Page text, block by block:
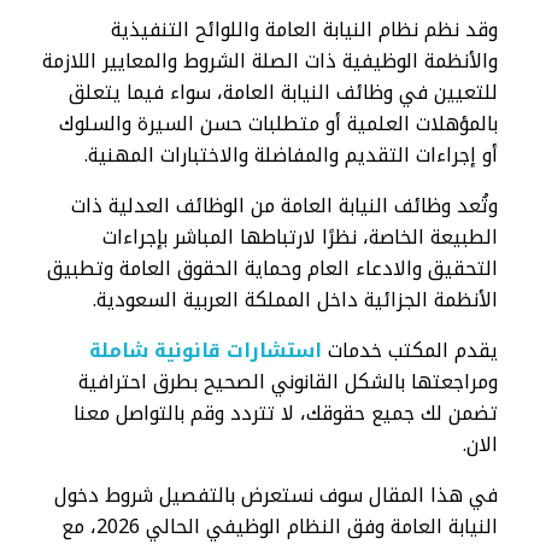
وقد نظم نظام النيابة العامة واللوائح التنفيذية
والأنظمة الوظيفية ذات الصلة الشروط والمعايير اللازمة
للتعيين في وظائف النيابة العامة، سواء فيما يتعلق
بالمؤهلات العلمية أو متطلبات حسن السيرة والسلوك
أو إجراءات التقديم والمفاضلة والاختبارات المهنية.
وتُعد وظائف النيابة العامة من الوظائف العدلية ذات
الطبيعة الخاصة، نظرًا لارتباطها المباشر بإجراءات
التحقيق والادعاء العام وحماية الحقوق العامة وتطبيق
الأنظمة الجزائية داخل المملكة العربية السعودية.
يقدم المكتب خدماتاستشارات قانونية شاملة
ومراجعتها بالشكل القانوني الصحيح بطرق احترافية
تضمن لك جميع حقوقك، لا تتردد وقم بالتواصل معنا
الان.
في هذا المقال سوف نستعرض بالتفصيل شروط دخول
النيابة العامة وفق النظام الوظيفي الحالي 2026، مع